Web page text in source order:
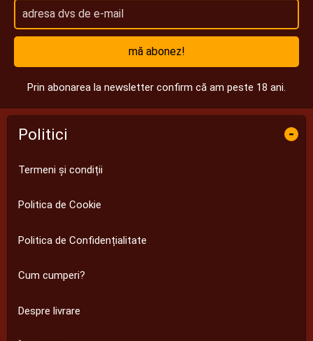
mă abonez!
Prin abonarea la newsletter confirm că am peste 18 ani.
Politici -
Termeni și condiții
Politica de Cookie
Politica de Confidențialitate
Cum cumperi?
Despre livrare